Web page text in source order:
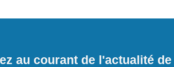
au courant de l'actualité de